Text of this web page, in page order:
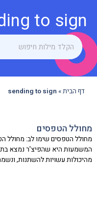
to sign
דף הבית»
sending to sign
מחולל הטפסים
המשמעות היא שהפיצ'ר נמצא
מהיכולות עשויות להשתנות,